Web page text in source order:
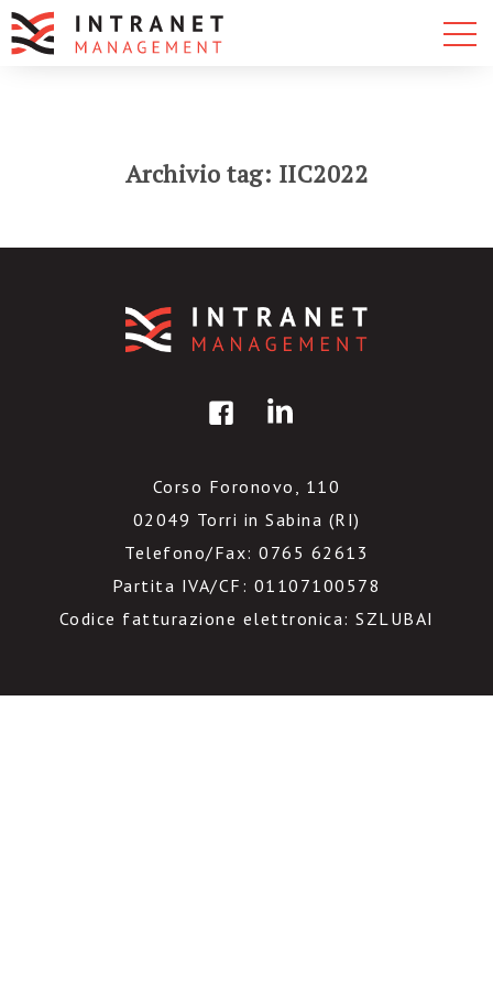
Archivio tag: IIC2022
Corso Foronovo, 110
02049 Torri in Sabina (RI)
Telefono/Fax: 0765 62613
Partita IVA/CF: 01107100578
Codice fatturazione elettronica: SZLUBAI